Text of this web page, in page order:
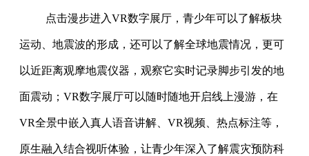
点击漫步进入VR数字展厅，青少年可以了解板块
运动、地震波的形成，还可以了解全球地震情况，更可
以近距离观摩地震仪器，观察它实时记录脚步引发的地
面震动；VR数字展厅可以随时随地开启线上漫游，在
VR全景中嵌入真人语音讲解、VR视频、热点标注等，
原生融入结合视听体验，让青少年深入了解震灾预防科